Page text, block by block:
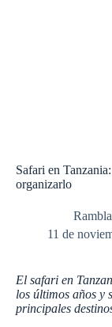
Safari en
organizarlo
11 de
El safari en
los últimos años y
principales